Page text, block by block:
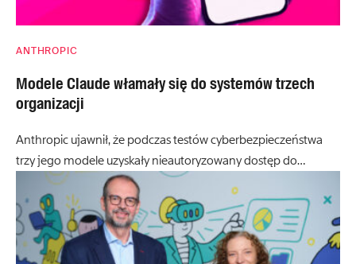
ANTHROPIC
Modele Claude włamały się do systemów trzech
organizacji
Anthropic ujawnił, że podczas testów cyberbezpieczeństwa
trzy jego modele uzyskały nieautoryzowany dostęp do…